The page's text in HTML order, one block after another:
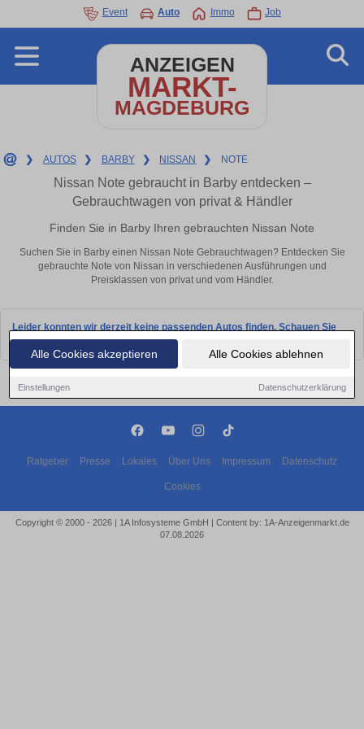
Alle Cookies akzeptieren Alle Cookies ablehnen
Einstellungen Datenschutzerklärung
Event Auto Immo Job
ANZEIGEN
MARKT-
MAGDEBURG
❯ AUTOS ❯ BARBY ❯ NISSAN ❯ NOTE
Nissan Note gebraucht in Barby entdecken –
Gebrauchtwagen von privat & Händler
Finden Sie in Barby Ihren gebrauchten Nissan Note
Suchen Sie in Barby einen Nissan Note Gebrauchtwagen? Entdecken Sie
gebrauchte Note von Nissan in verschiedenen Ausführungen und
Preisklassen von privat und vom Händler.
Leider konnten wir derzeit keine passenden Autos finden. Schauen Sie
bald wieder vorbei!
Ratgeber Presse Lokales Über Uns Impressum Datenschutz
Cookies
Copyright © 2000 - 2026 | 1A Infosysteme GmbH | Content by: 1A-Anzeigenmarkt.de
07.08.2026